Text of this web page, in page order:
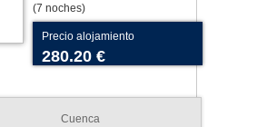
(7 noches)
Precio alojamiento
280.20 €
Cuenca